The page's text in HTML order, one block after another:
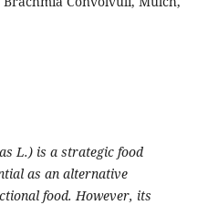
L.) is a strategic food
as an alternative
food. However, its